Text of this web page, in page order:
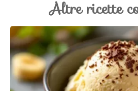
Altre ricette